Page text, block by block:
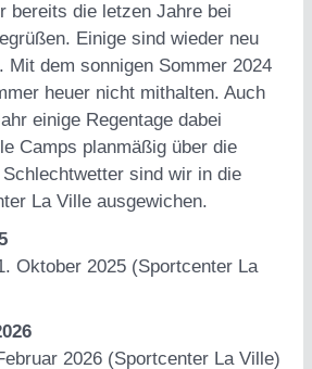
bereits die letzen Jahre bei
Einige sind wieder neu
Mit dem sonnigen Sommer 2024
heuer nicht mithalten. Auch
einige Regentage dabei
Camps planmäßig über die
sind wir in die
La Ville ausgewichen.
Oktober 2025 (Sportcenter La
2026 (Sportcenter La Ville)